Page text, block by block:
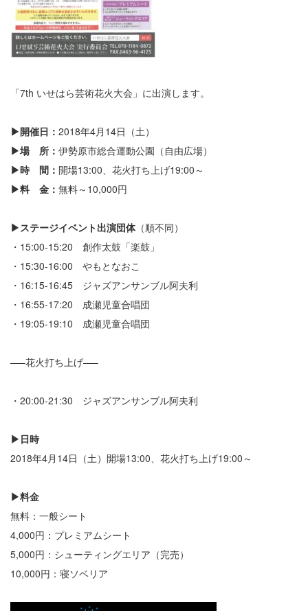
「7th いせはら芸術花火大会」に出演します。
▶開催日： 2018年4月14日（土）
▶場 所： 伊勢原市総合運動公園（自由広場）
▶時 間： 開場13:00、花火打ち上げ19:00～
▶料 金： 無料～10,000円
▶ステージイベント出演団体（順不同）
・15:00-15:20 創作太鼓「楽鼓」
・15:30-16:00 やもとなおこ
・16:15-16:45 ジャズアンサンブル阿夫利
・16:55-17:20 成瀬児童合唱団
・19:05-19:10 成瀬児童合唱団
—–花火打ち上げ—–
・20:00-21:30 ジャズアンサンブル阿夫利
▶日時
2018年4月14日（土）開場13:00、花火打ち上げ19:00～
▶料金
無料：一般シート
4,000円：プレミアムシート
5,000円：シューティングエリア（完売）
10,000円：寝ソベリア